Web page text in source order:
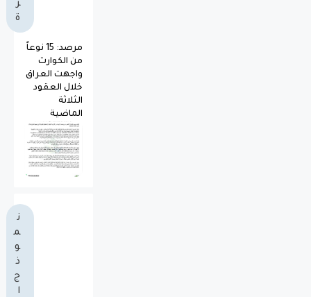
ز
ة
مرصد: 15 نوعاً
من الكوارث
واجهت العراق
خلال العقود
الثلاثة
الماضية
ن
م
و
ذ
ج
ا